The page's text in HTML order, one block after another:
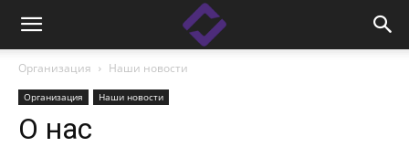
Организация Наши новости
Организация Наши новости
О нас